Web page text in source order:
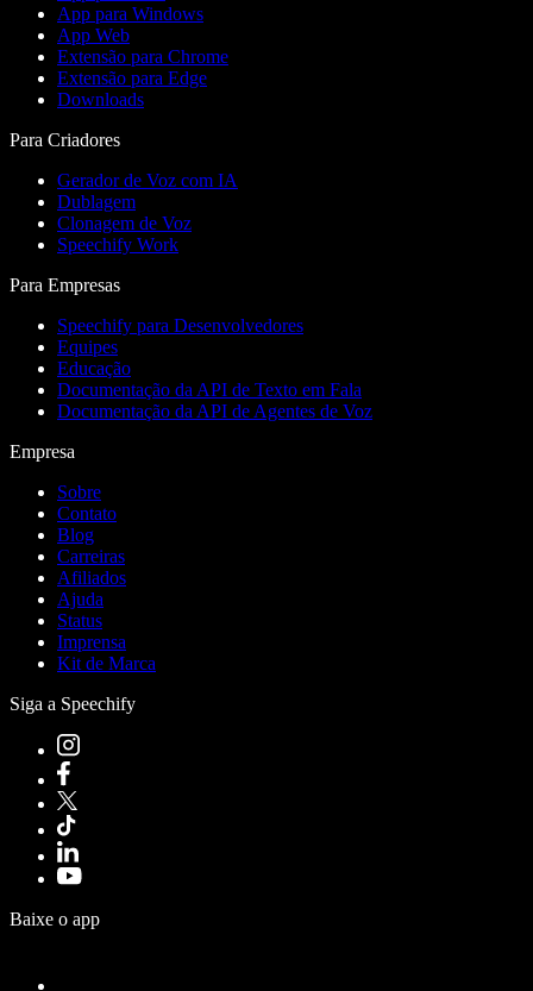
App para Windows
App Web
Extensão para Chrome
Extensão para Edge
Downloads
Para Criadores
Gerador de Voz com IA
Dublagem
Clonagem de Voz
Speechify Work
Para Empresas
Speechify para Desenvolvedores
Equipes
Educação
Documentação da API de Texto em Fala
Documentação da API de Agentes de Voz
Empresa
Sobre
Contato
Blog
Carreiras
Afiliados
Ajuda
Status
Imprensa
Kit de Marca
Siga a Speechify
Baixe o app